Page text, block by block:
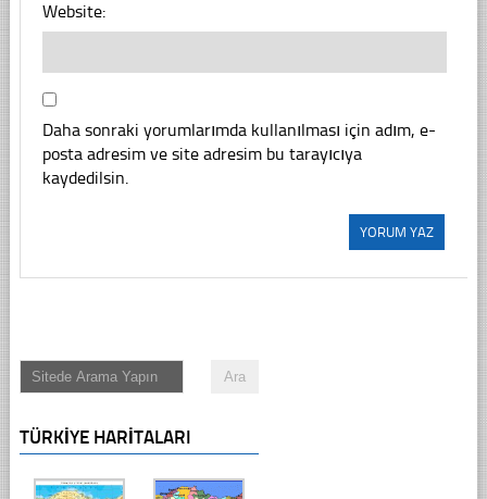
Website:
Daha sonraki yorumlarımda kullanılması için adım, e-
posta adresim ve site adresim bu tarayıcıya
kaydedilsin.
TÜRKIYE HARITALARI